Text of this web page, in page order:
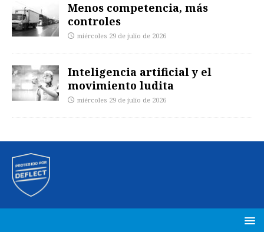
Menos competencia, más
controles
miércoles 29 de julio de 2026
Inteligencia artificial y el
movimiento ludita
miércoles 29 de julio de 2026